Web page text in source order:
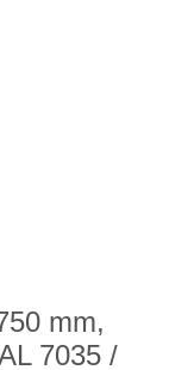
mm,
7035 /